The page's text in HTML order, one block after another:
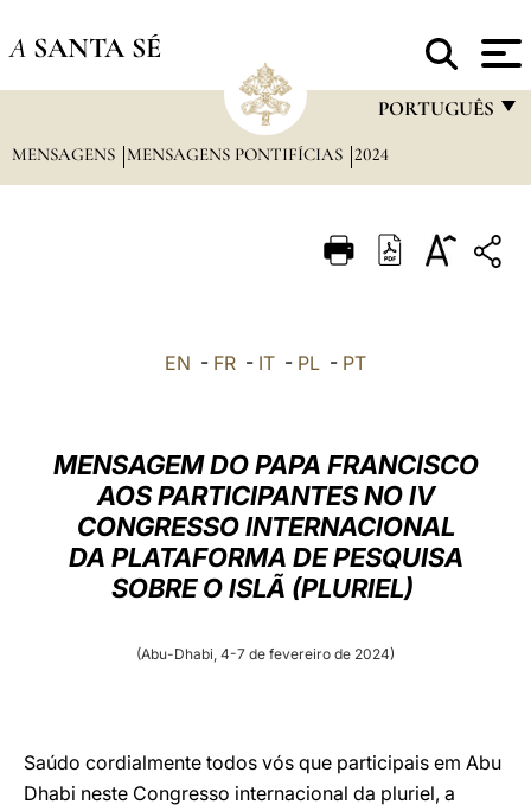
A SANTA SÉ
PORTUGUÊS
FRANÇAIS
ITALIANO
العربيّة
中文
LATINE
MENSAGENS MENSAGENS PONTIFÍCIAS 2024
EN - FR - IT - PL - PT
MENSAGEM DO PAPA FRANCISCO
AOS PARTICIPANTES NO IV
CONGRESSO INTERNACIONAL
DA PLATAFORMA DE PESQUISA
SOBRE O ISLÃ (PLURIEL)
(Abu-Dhabi, 4-7 de fevereiro de 2024)
Saúdo cordialmente todos vós que participais em Abu
Dhabi neste Congresso internacional da pluriel, a